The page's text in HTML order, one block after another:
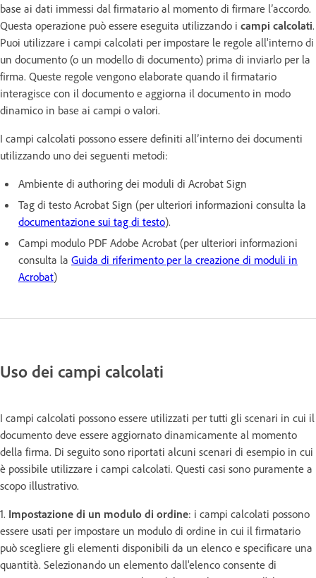
base ai dati immessi dal firmatario al momento di firmare l’accordo.
Questa operazione può essere eseguita utilizzando i campi calcolati.
Puoi utilizzare i campi calcolati per impostare le regole all'interno di
un documento (o un modello di documento) prima di inviarlo per la
firma. Queste regole vengono elaborate quando il firmatario
interagisce con il documento e aggiorna il documento in modo
dinamico in base ai campi o valori.
I campi calcolati possono essere definiti all’interno dei documenti
utilizzando uno dei seguenti metodi:
Ambiente di authoring dei moduli di Acrobat Sign
Tag di testo Acrobat Sign (per ulteriori informazioni consulta la
documentazione sui tag di testo).
Campi modulo PDF Adobe Acrobat (per ulteriori informazioni
consulta la Guida di riferimento per la creazione di moduli in
Acrobat)
Uso dei campi calcolati
I campi calcolati possono essere utilizzati per tutti gli scenari in cui il
documento deve essere aggiornato dinamicamente al momento
della firma. Di seguito sono riportati alcuni scenari di esempio in cui
è possibile utilizzare i campi calcolati. Questi casi sono puramente a
scopo illustrativo.
1. Impostazione di un modulo di ordine: i campi calcolati possono
essere usati per impostare un modulo di ordine in cui il firmatario
può scegliere gli elementi disponibili da un elenco e specificare una
quantità. Selezionando un elemento dall'elenco consente di